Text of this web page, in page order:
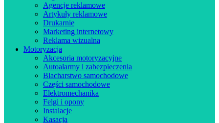
Agencje reklamowe
Artykuły reklamowe
Drukarnie
Marketing internetowy
Reklama wizualna
Motoryzacja
Akcesoria motoryzacyjne
Autoalarmy i zabezpieczenia
Blacharstwo samochodowe
Części samochodowe
Elektromechanika
Felgi i opony
Instalacje
Kasacja